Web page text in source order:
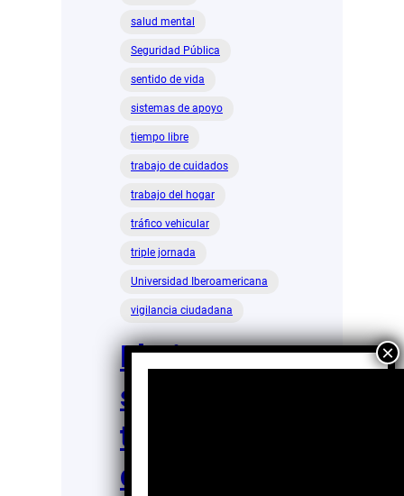
salud mental
Seguridad Pública
sentido de vida
sistemas de apoyo
tiempo libre
trabajo de cuidados
trabajo del hogar
tráfico vehicular
triple jornada
Universidad Iberoamericana
vigilancia ciudadana
El Bienestar
se divide en
tres macro
dimensione